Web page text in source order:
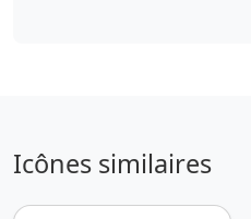
Icônes similaires